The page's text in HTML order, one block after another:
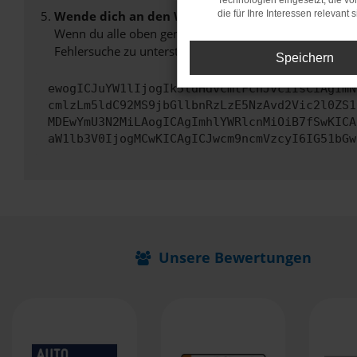
Wende dich an den Webseitenbetreiber.
Wenn du alle oben genannten Schritte versucht hast,
Fehlersuche zu unterstützen:
Unsere Bewertungen
die für Ihre Interessen relevant
Speichern